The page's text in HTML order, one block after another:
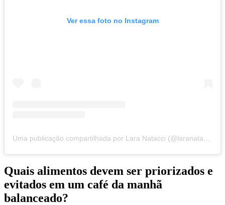
Ver essa foto no Instagram
Quais alimentos devem ser priorizados e
evitados em um café da manhã
balanceado?